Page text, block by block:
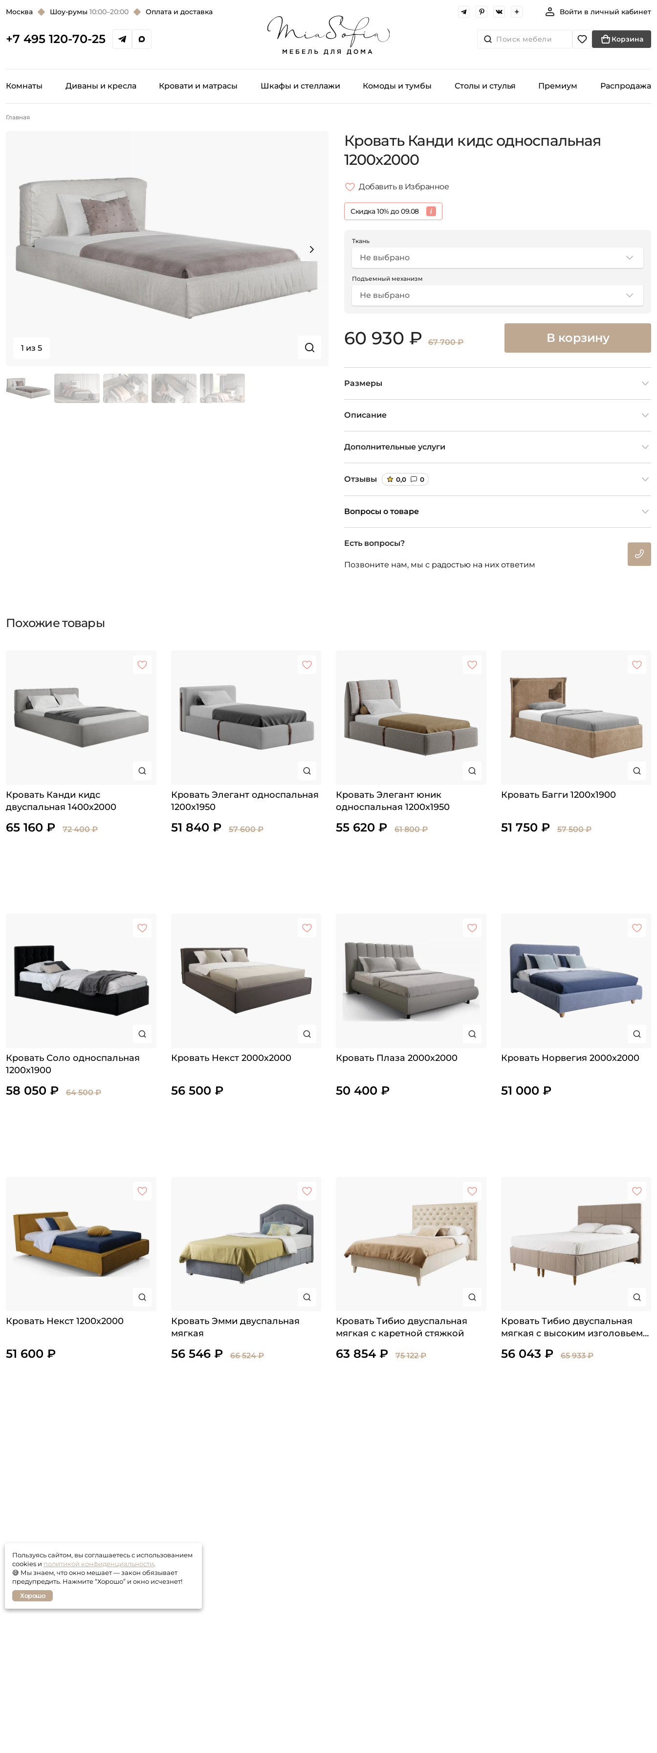
Москва Шоу-румы 10:00–20:00 Оплата и доставка Войти в личный кабинет
+7 495 120-70-25 Поиск мебели Корзина
Комнаты Диваны и кресла Кровати и матрасы Шкафы и стеллажи Комоды и тумбы Столы и стулья Премиум Распродажа
Главная
1 из 5
Кровать Канди кидс односпальная
1200х2000
Добавить в Избранное
Скидка 10% до 09.08
Ткань
Не выбрано
Подъемный механизм
Не выбрано
60 930 ₽ 67 700 ₽ В корзину
Размеры
Описание
Дополнительные услуги
Отзывы 0,0 0
Вопросы о товаре
Есть вопросы?
Позвоните нам, мы с радостью на них ответим
Похожие товары
Кровать Канди кидс
двуспальная 1400х2000
65 160 ₽ 72 400 ₽
Кровать Элегант односпальная
1200х1950
51 840 ₽ 57 600 ₽
Кровать Элегант юник
односпальная 1200х1950
55 620 ₽ 61 800 ₽
Кровать Багги 1200х1900
51 750 ₽ 57 500 ₽
Кровать Соло односпальная
1200х1900
58 050 ₽ 64 500 ₽
Кровать Некст 2000х2000
56 500 ₽
Кровать Плаза 2000х2000
50 400 ₽
Кровать Норвегия 2000х2000
51 000 ₽
Кровать Некст 1200х2000
51 600 ₽
Кровать Эмми двуспальная
мягкая
56 546 ₽ 66 524 ₽
Кровать Тибио двуспальная
мягкая с каретной стяжкой
63 854 ₽ 75 122 ₽
Кровать Тибио двуспальная
мягкая с высоким изголовьем
56 043 ₽ 65 933 ₽
Пользуясь сайтом, вы соглашаетесь с использованием
cookies и политикой конфиденциальности.
😅 Мы знаем, что окно мешает — закон обязывает
предупредить. Нажмите “Хорошо” и окно исчезнет!
Хорошо